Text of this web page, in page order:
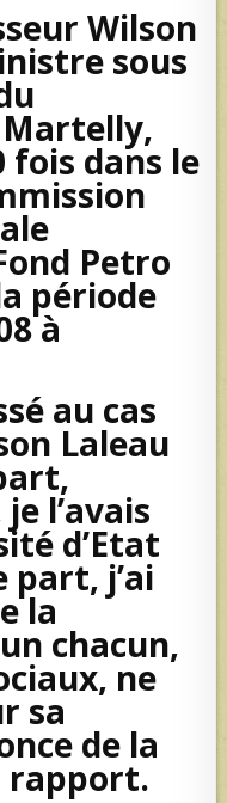
Wilson
sous
fois dans le
Petro
période
à
au cas
Laleau
l’avais
d’Etat
part, j’ai
la
chacun,
ne
sa
de la
rapport.